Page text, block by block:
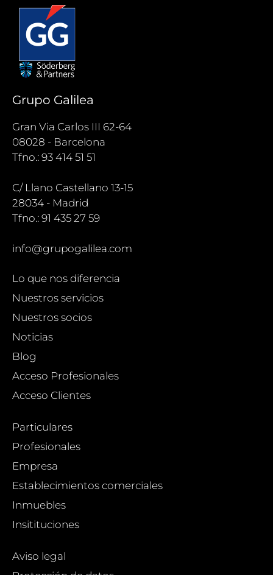
Grupo Galilea
Gran Via Carlos III 62-64
08028 - Barcelona
Tfno.: 93 414 51 51
C/ Llano Castellano 13-15
28034 - Madrid
Tfno.: 91 435 27 59
info@grupogalilea.com
Lo que nos diferencia
Nuestros servicios
Nuestros socios
Noticias
Blog
Acceso Profesionales
Acceso Clientes
Particulares
Profesionales
Empresa
Establecimientos comerciales
Inmuebles
Insitituciones
Aviso legal